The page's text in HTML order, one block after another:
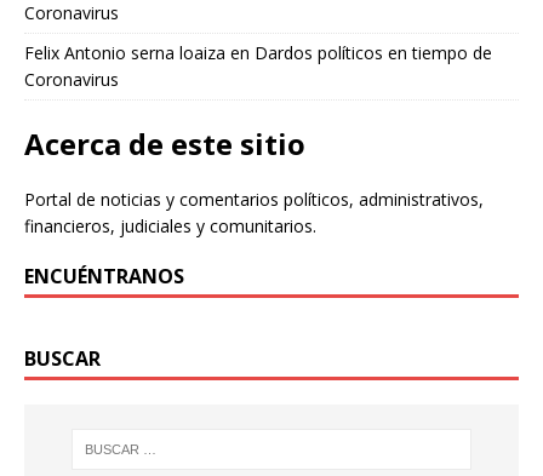
Coronavirus
Felix Antonio serna loaiza en Dardos políticos en tiempo de
Coronavirus
Acerca de este sitio
Portal de noticias y comentarios políticos, administrativos,
financieros, judiciales y comunitarios.
ENCUÉNTRANOS
BUSCAR